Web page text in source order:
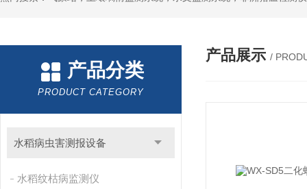
产品分类
PRODUCT CATEGORY
水稻病虫害测报设备
水稻纹枯病监测仪
产品展示 /